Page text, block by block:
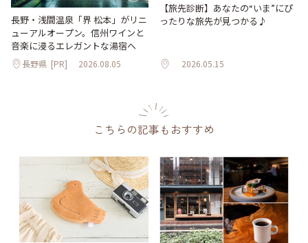
長野・浅間温泉「界 松本」がリニ
ューアルオープン。信州ワインと
音楽に浸るエレガントな湯宿へ
長野県 [PR] 2026.08.05
【旅先診断】あなたの“いま”にぴ
ったりな旅先が見つかる♪
2026.05.15
こちらの記事もおすすめ